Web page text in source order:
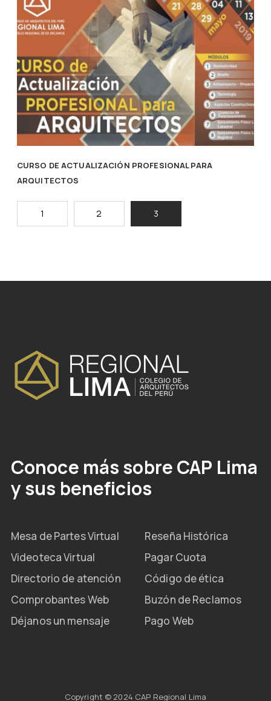
CURSO DE ACTUALIZACIÓN PROFESIONAL PARA
ARQUITECTOS
1 2 3
Conoce más sobre CAP Lima
y sus beneficios
Mesa de Partes Virtual
Reseña Histórica
Videoteca Virtual
Pagar Cuota
Directorio de atención
Código de ética
Comprobantes Web
Buzón de Reclamos
Déjanos un mensaje
Pago Web
Copyright © 2024 CAP Regional Lima